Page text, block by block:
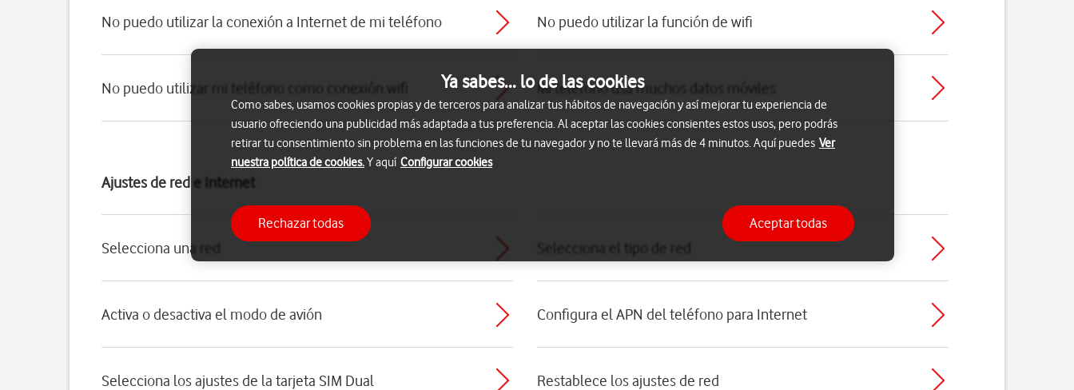
No puedo utilizar la conexión a Internet de mi teléfono No puedo utilizar la función de wifi
No puedo utilizar mi teléfono como conexión wifi Mi teléfono usa muchos datos móviles
Ajustes de red e Internet
Selecciona una red Selecciona el tipo de red
Activa o desactiva el modo de avión Configura el APN del teléfono para Internet
Selecciona los ajustes de la tarjeta SIM Dual Restablece los ajustes de red
Ya sabes... lo de las cookies
Como sabes, usamos cookies propias y de terceros para analizar tus hábitos de navegación y así mejorar tu experiencia de
usuario ofreciendo una publicidad más adaptada a tus preferencia. Al aceptar las cookies consientes estos usos, pero podrás
retirar tu consentimiento sin problema en las funciones de tu navegador y no te llevará más de 4 minutos. Aquí puedes Ver
nuestra política de cookies.Y aquí Configurar cookies
Rechazar todas Aceptar todas